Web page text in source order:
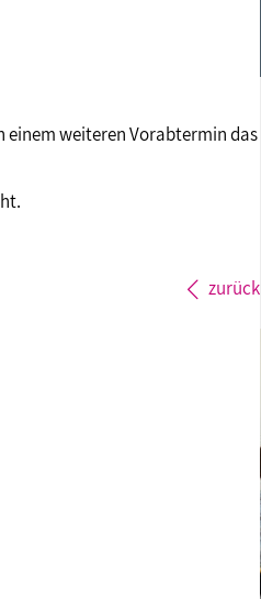
einem weiteren Vorabtermin das
zurück